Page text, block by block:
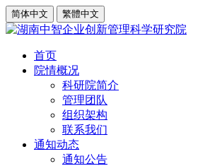
简体中文 繁體中文
首页
院情概况
科研院简介
管理团队
组织架构
联系我们
通知动态
通知公告